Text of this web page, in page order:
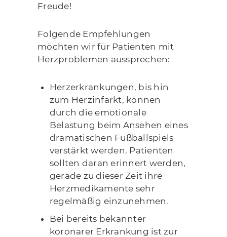
Freude!
Folgende Empfehlungen
möchten wir für Patienten mit
Herzproblemen aussprechen:
Herzerkrankungen, bis hin
zum Herzinfarkt, können
durch die emotionale
Belastung beim Ansehen eines
dramatischen Fußballspiels
verstärkt werden. Patienten
sollten daran erinnert werden,
gerade zu dieser Zeit ihre
Herzmedikamente sehr
regelmäßig einzunehmen.
Bei bereits bekannter
koronarer Erkrankung ist zur